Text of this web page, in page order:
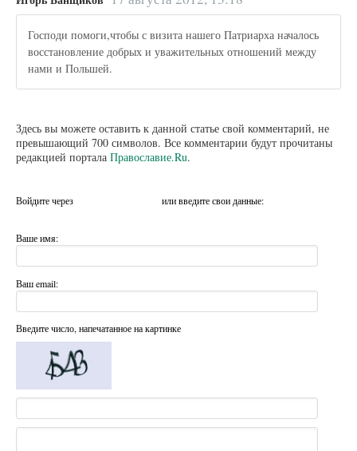
Господи помоги,чтобы с визита нашего Патриарха началось
восстановление добрых и уважительных отношений между
нами и Польшей.
Здесь вы можете оставить к данной статье свой комментарий, не
превышающий 700 символов. Все комментарии будут прочитаны
редакцией портала Православие.Ru.
Войдите через или введите свои данные:
Ваше имя:
Ваш email:
Введите число, напечатанное на картинке